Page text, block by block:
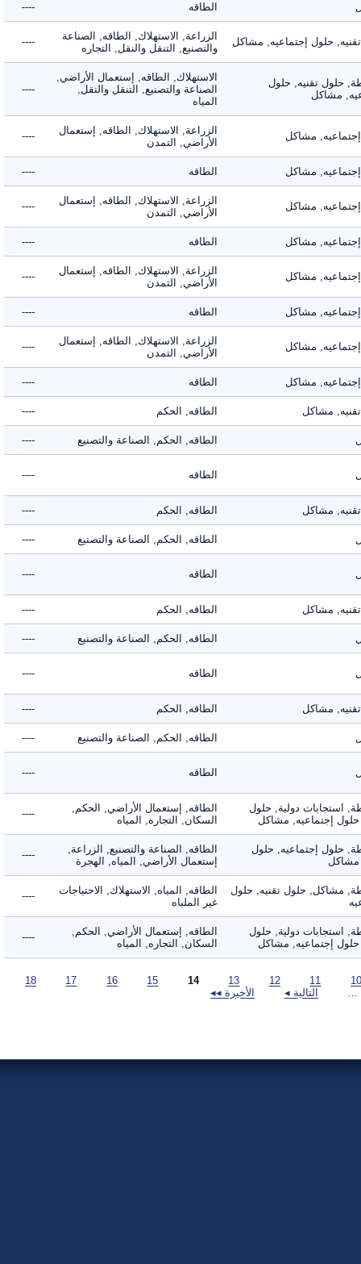
الطاقه ----
حلول إجتماعيه, مشاكل
الزراعة, الاستهلاك, الطاقه, الصناعة
والتصنيع, التنقل والنقل, التجاره
----
حلول تقنيه, حلول
مشاكل
الاستهلاك, الطاقه, إستعمال الأراضي,
الصناعة والتصنيع, التنقل والنقل,
المياه
----
مشاكل
الزراعة, الاستهلاك, الطاقه, إستعمال
الأراضي, التمدن
----
مشاكل الطاقه ----
مشاكل
الزراعة, الاستهلاك, الطاقه, إستعمال
الأراضي, التمدن
----
مشاكل الطاقه ----
مشاكل
الزراعة, الاستهلاك, الطاقه, إستعمال
الأراضي, التمدن
----
مشاكل الطاقه ----
مشاكل
الزراعة, الاستهلاك, الطاقه, إستعمال
الأراضي, التمدن
----
مشاكل الطاقه ----
مشاكل الطاقه, الحكم ----
الطاقه, الحكم, الصناعة والتصنيع ----
الطاقه ----
مشاكل الطاقه, الحكم ----
الطاقه, الحكم, الصناعة والتصنيع ----
الطاقه ----
مشاكل الطاقه, الحكم ----
الطاقه, الحكم, الصناعة والتصنيع ----
الطاقه ----
مشاكل الطاقه, الحكم ----
الطاقه, الحكم, الصناعة والتصنيع ----
الطاقه ----
استجابات دولية, حلول
إجتماعيه, مشاكل
الطاقه, إستعمال الأراضي, الحكم,
السكان, التجاره, المياه
----
حلول إجتماعيه, حلول
الطاقه, الصناعة والتصنيع, الزراعة,
إستعمال الأراضي, المياه, الهجرة
----
مشاكل, حلول تقنيه, حلول
الطاقه, المياه, الاستهلاك, الاحتياجات
غير الملباه
----
استجابات دولية, حلول
إجتماعيه, مشاكل
الطاقه, إستعمال الأراضي, الحكم,
السكان, التجاره, المياه
----
التالية ◂ الأخيرة ◂◂